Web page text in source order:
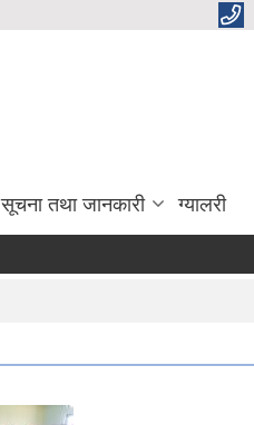
सूचना तथा जानकारी ग्यालरी